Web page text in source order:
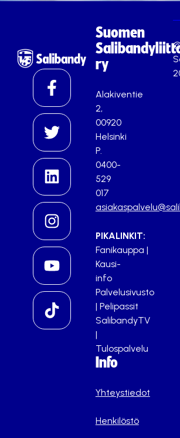
Suomen
ry
Alakiventie
2,
00920
Helsinki
P.
0400-
529
017
PIKALINKIT:
Fanikauppa |
Kausi-
info
Palvelusivusto
| Pelipassit
SalibandyTV
|
Tulospalvelu
Info
Yhteystiedot
Henkilöstö